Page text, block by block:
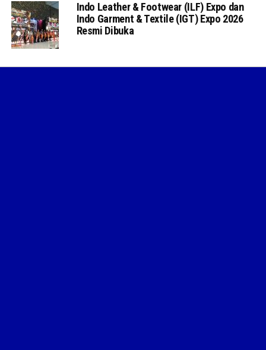
Indo Leather & Footwear (ILF) Expo dan
Indo Garment & Textile (IGT) Expo 2026
Resmi Dibuka